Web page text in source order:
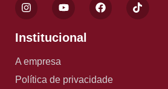
Institucional
A empresa
Política de privacidade